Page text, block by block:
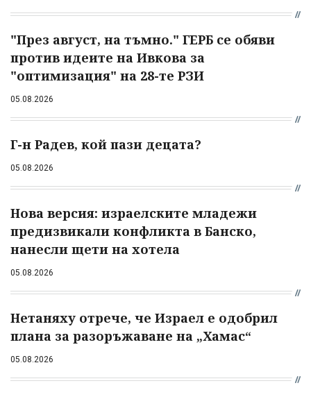
"През август, на тъмно." ГЕРБ се обяви
против идеите на Ивкова за
"оптимизация" на 28-те РЗИ
05.08.2026
Г-н Радев, кой пази децата?
05.08.2026
Нова версия: израелските младежи
предизвикали конфликта в Банско,
нанесли щети на хотела
05.08.2026
Нетаняху отрече, че Израел е одобрил
плана за разоръжаване на „Хамас“
05.08.2026